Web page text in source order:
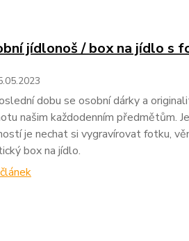
jídlonoš / box na jídlo s
.05.2023
dobu se osobní dárky a
našim každodenním předmětům.
je nechat si vygravírovat fotku,
box na jídlo.